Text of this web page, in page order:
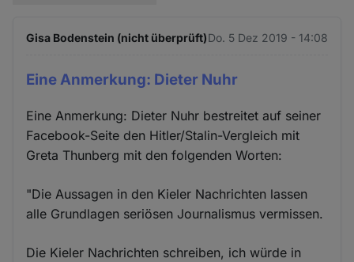
Gisa Bodenstein (nicht überprüft)Do. 5 Dez 2019 - 14:08
Eine Anmerkung: Dieter Nuhr
Eine Anmerkung: Dieter Nuhr bestreitet auf seiner
Facebook-Seite den Hitler/Stalin-Vergleich mit
Greta Thunberg mit den folgenden Worten:
"Die Aussagen in den Kieler Nachrichten lassen
alle Grundlagen seriösen Journalismus vermissen.
Die Kieler Nachrichten schreiben, ich würde in